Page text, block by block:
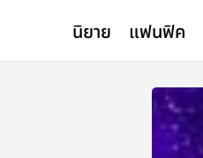
นิยาย แฟนฟิค